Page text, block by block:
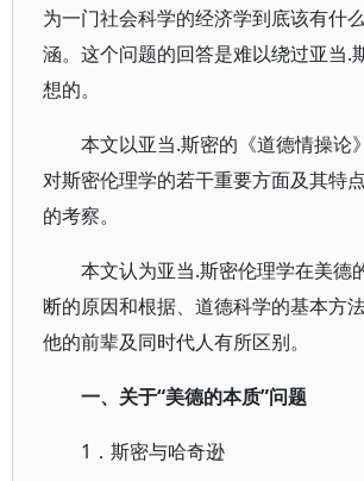
为一门社会科学的经济学到底该有什
涵。这个问题的回答是难以绕过亚当.
想的。
本文以亚当.斯密的《道德情操论
对斯密伦理学的若干重要方面及其特
的考察。
本文认为亚当.斯密伦理学在美德
断的原因和根据、道德科学的基本方
他的前辈及同时代人有所区别。
一、关于“美德的本质”问题
1．斯密与哈奇逊